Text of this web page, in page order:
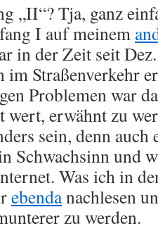
„II“? Tja, ganz
I auf meinem
in der Zeit seit
Straßenverkehr
Problemen war
erwähnt zu
sein, denn
Schwachsinn und
Was ich in
ebendanachlesen
zu werden.